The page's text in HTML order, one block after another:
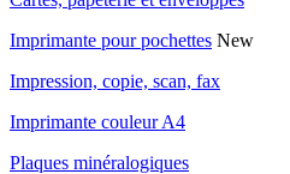
Imprimante pour pochettes New
Impression, copie, scan, fax
Imprimante couleur A4
Plaques minéralogiques